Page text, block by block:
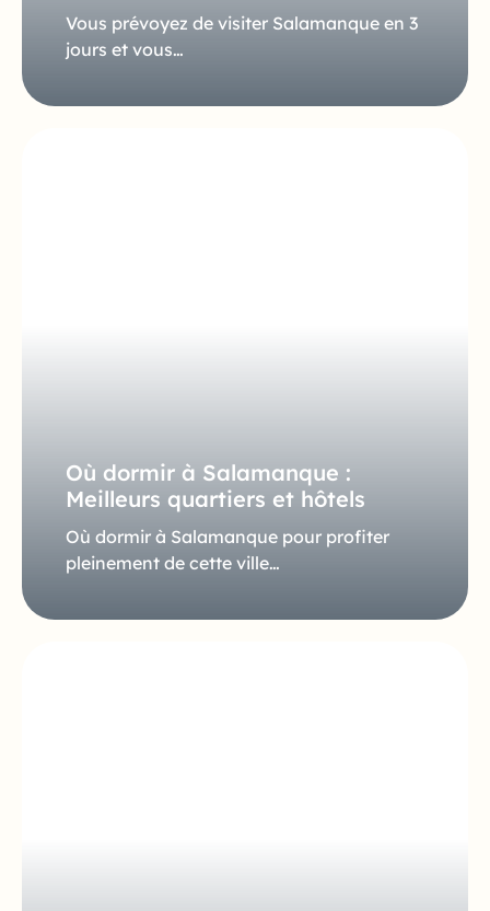
Vous prévoyez de visiter Salamanque en 3
jours et vous…
Où dormir à Salamanque :
Meilleurs quartiers et hôtels
Où dormir à Salamanque pour profiter
pleinement de cette ville…